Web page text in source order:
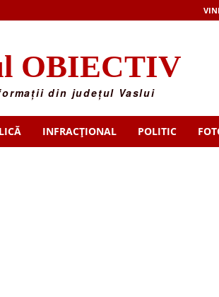
OBIECTIV
din județul Vaslui
INFRACȚIONAL POLITIC